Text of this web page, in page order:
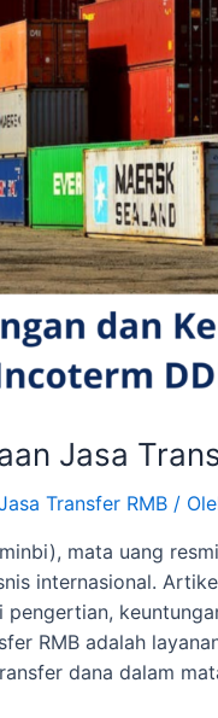
Jasa
Transfer RMB /
mata uang
internasional.
RMB adalah
dana dalam